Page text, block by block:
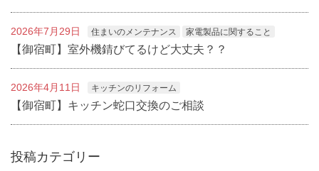
2026年7月29日 住まいのメンテナンス 家電製品に関すること
【御宿町】室外機錆びてるけど大丈夫？？
2026年4月11日 キッチンのリフォーム
【御宿町】キッチン蛇口交換のご相談
投稿カテゴリー